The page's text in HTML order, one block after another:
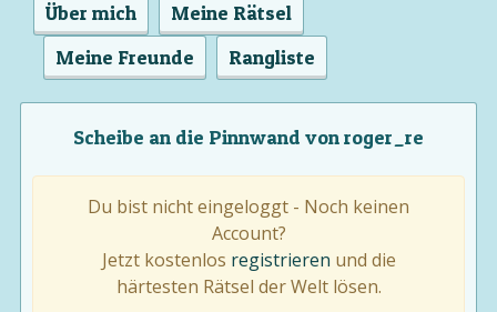
Über mich
Meine Rätsel
Meine Freunde
Rangliste
Scheibe an die Pinnwand von roger_re
Du bist nicht eingeloggt - Noch keinen
Account?
Jetzt kostenlos registrieren und die
härtesten Rätsel der Welt lösen.